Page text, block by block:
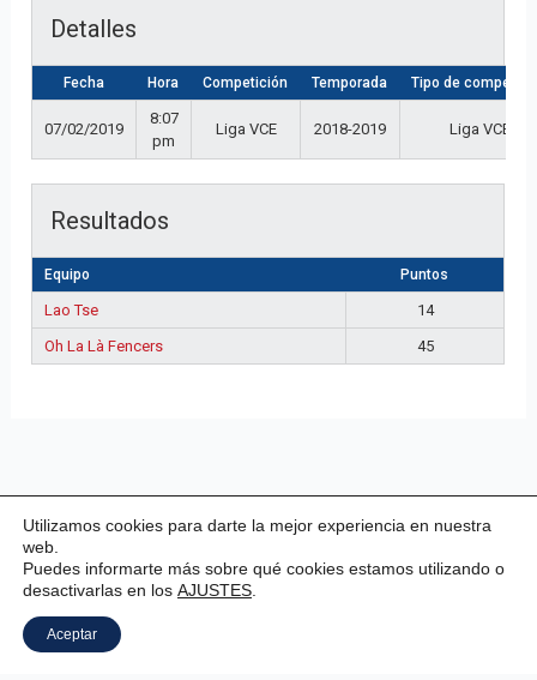
Detalles
Fecha Hora Competición Temporada Tipo de
07/02/2019
8:07
pm
Liga VCE 2018-2019 Liga VCE
Resultados
Equipo Puntos
Lao Tse
14
Oh La Là Fencers
45
Copyright © 2026 Valladolid Club Esgrima
Utilizamos cookies para darte la mejor experiencia en nuestra
web.
Puedes informarte más sobre qué cookies estamos utilizando o
desactivarlas en los AJUSTES
Aceptar